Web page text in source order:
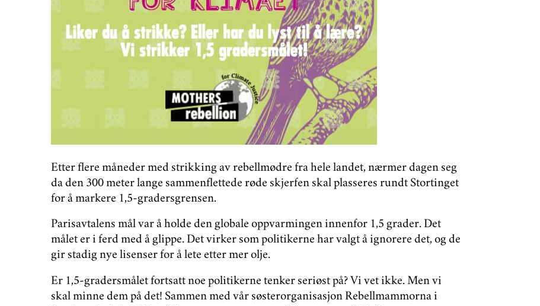
Etter flere måneder med strikking av rebellmødre fra hele landet, nærmer dagen seg
da den 300 meter lange sammenflettede røde skjerfen skal plasseres rundt Stortinget
for å markere 1,5-gradersgrensen.
Parisavtalens mål var å holde den globale oppvarmingen innenfor 1,5 grader. Det
målet er i ferd med å glippe. Det virker som politikerne har valgt å ignorere det, og de
gir stadig nye lisenser for å lete etter mer olje.
Er 1,5-gradersmålet fortsatt noe politikerne tenker seriøst på? Vi vet ikke. Men vi
skal minne dem på det! Sammen med vår søsterorganisasjon Rebellmammorna i